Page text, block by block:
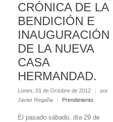
CRÓNICA DE LA
BENDICIÓN E
INAUGURACIÓN
DE LA NUEVA
CASA
HERMANDAD.
Lunes, 01 de Octubre de 2012 |
por
Javier Regaña
| Prendimiento
El pasado sábado, día 29 de